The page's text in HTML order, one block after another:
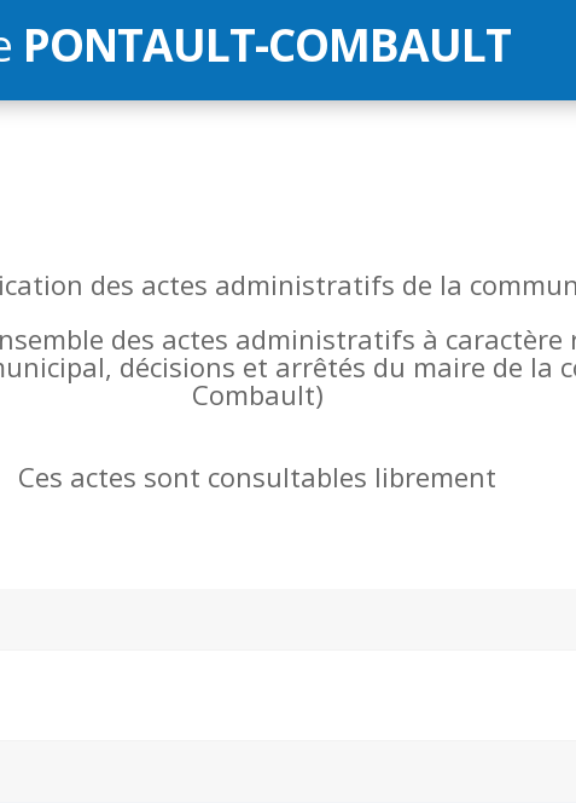
PONTAULT-COMBAULT
des actes administratifs de la
des actes administratifs à
décisions et arrêtés du maire de la
Combault)
Ces actes sont consultables librement